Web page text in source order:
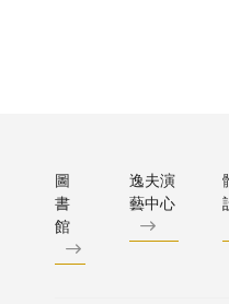
圖
書
館
逸夫演
藝中心